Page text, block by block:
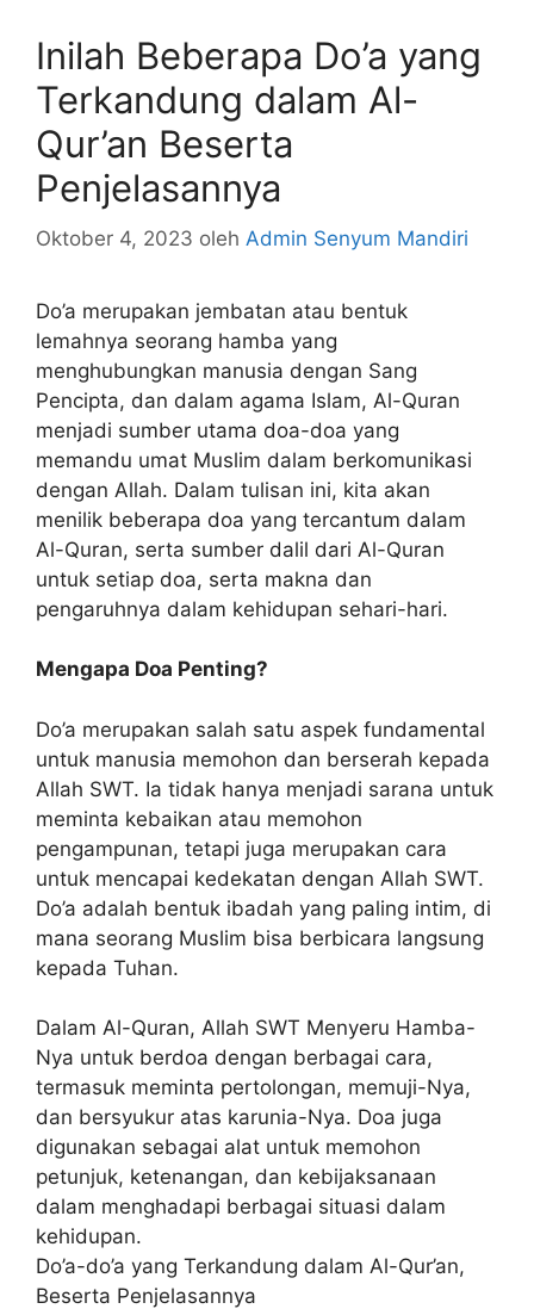
Inilah Beberapa Do’a yang
Terkandung dalam Al-
Qur’an Beserta
Penjelasannya
Oktober 4, 2023 oleh Admin Senyum Mandiri
Do’a merupakan jembatan atau bentuk
lemahnya seorang hamba yang
menghubungkan manusia dengan Sang
Pencipta, dan dalam agama Islam, Al-Quran
menjadi sumber utama doa-doa yang
memandu umat Muslim dalam berkomunikasi
dengan Allah. Dalam tulisan ini, kita akan
menilik beberapa doa yang tercantum dalam
Al-Quran, serta sumber dalil dari Al-Quran
untuk setiap doa, serta makna dan
pengaruhnya dalam kehidupan sehari-hari.
Mengapa Doa Penting?
Do’a merupakan salah satu aspek fundamental
untuk manusia memohon dan berserah kepada
Allah SWT. Ia tidak hanya menjadi sarana untuk
meminta kebaikan atau memohon
pengampunan, tetapi juga merupakan cara
untuk mencapai kedekatan dengan Allah SWT.
Do’a adalah bentuk ibadah yang paling intim, di
mana seorang Muslim bisa berbicara langsung
kepada Tuhan.
Dalam Al-Quran, Allah SWT Menyeru Hamba-
Nya untuk berdoa dengan berbagai cara,
termasuk meminta pertolongan, memuji-Nya,
dan bersyukur atas karunia-Nya. Doa juga
digunakan sebagai alat untuk memohon
petunjuk, ketenangan, dan kebijaksanaan
dalam menghadapi berbagai situasi dalam
kehidupan.
Do’a-do’a yang Terkandung dalam Al-Qur’an,
Beserta Penjelasannya